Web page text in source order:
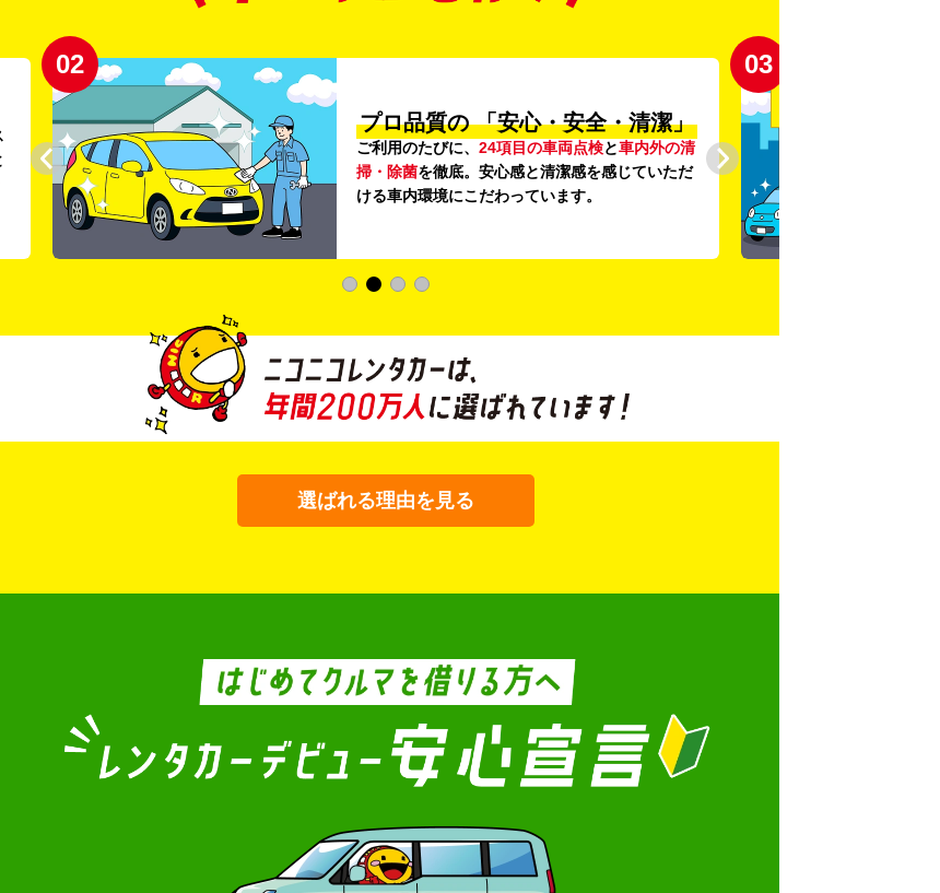
02
プロ品質の 「安心・安全・清潔」
ご利用のたびに、 24項目の車両点検と車内外の清
掃・除菌を徹底。安心感と清潔感を感じていただ
ける車内環境にこだわっています。
03
選ばれる理由を見る